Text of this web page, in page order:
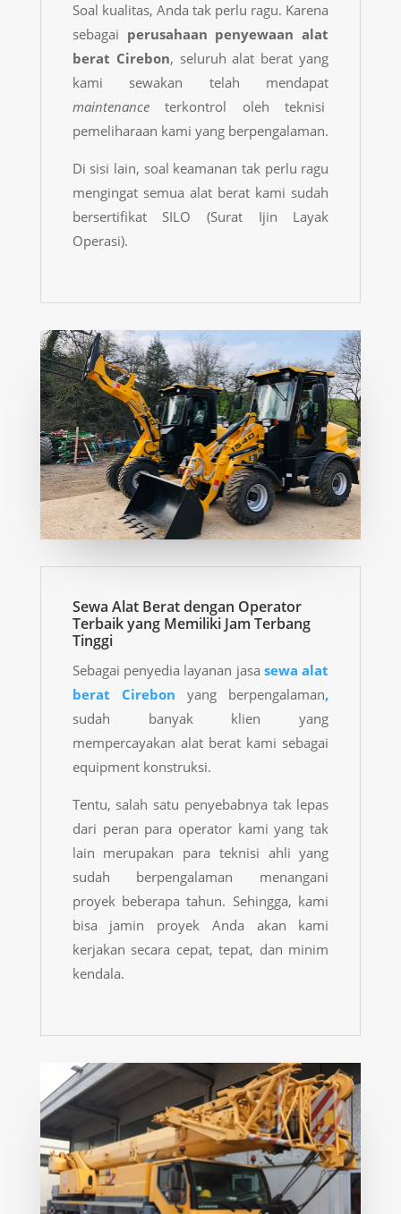
Soal kualitas, Anda tak perlu ragu. Karena
sebagai perusahaan penyewaan alat
berat Cirebon, seluruh alat berat yang
kami sewakan telah mendapat
maintenanceterkontrol oleh teknisi
pemeliharaan kami yang berpengalaman.
Di sisi lain, soal keamanan tak perlu ragu
mengingat semua alat berat kami sudah
bersertifikat SILO (Surat Ijin Layak
Operasi).
Sewa Alat Berat dengan Operator
Terbaik yang Memiliki Jam Terbang
Tinggi
Sebagai penyedia layanan jasa sewa alat
berat Cirebonyang berpengalaman,
sudah banyak klien yang
mempercayakan alat berat kami sebagai
equipment konstruksi.
Tentu, salah satu penyebabnya tak lepas
dari peran para operator kami yang tak
lain merupakan para teknisi ahli yang
sudah berpengalaman menangani
proyek beberapa tahun. Sehingga, kami
bisa jamin proyek Anda akan kami
kerjakan secara cepat, tepat, dan minim
kendala.